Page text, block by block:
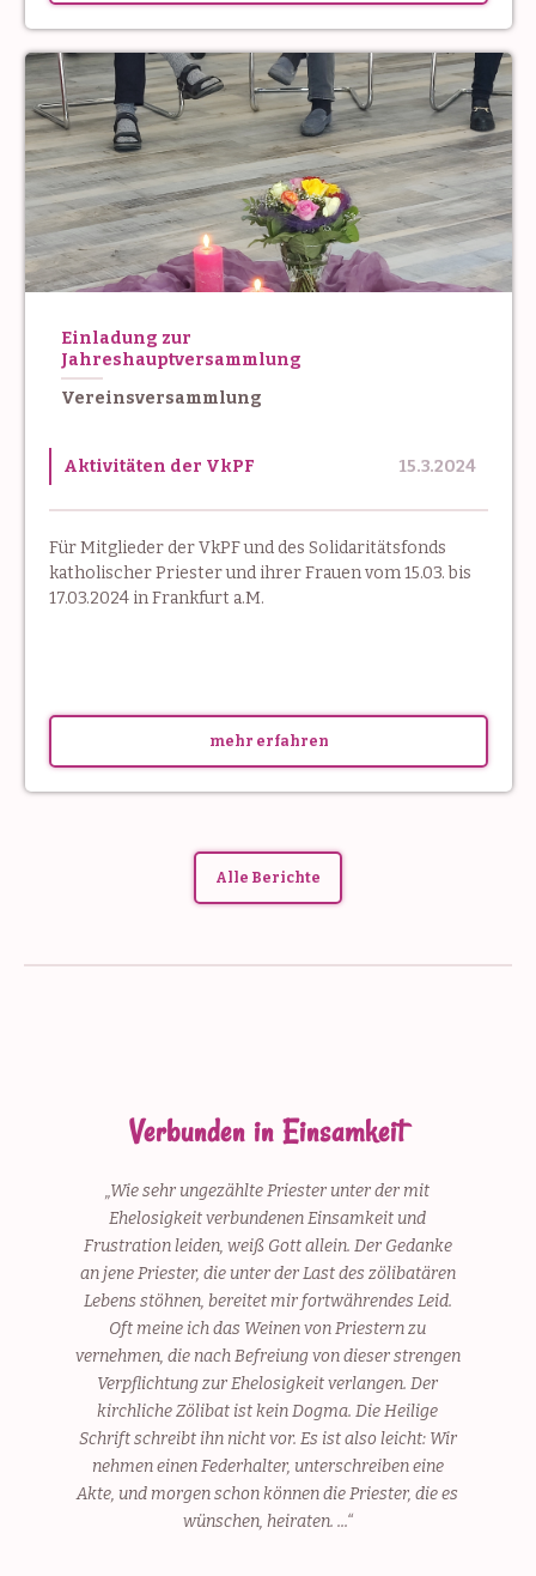
Einladung zur
Jahreshauptversammlung
Vereinsversammlung
Aktivitäten der VkPF 15.3.2024
Für Mitglieder der VkPF und des Solidaritätsfonds
katholischer Priester und ihrer Frauen vom 15.03. bis
17.03.2024 in Frankfurt a.M.
mehr erfahren
Alle Berichte
Verbunden in Einsamkeit
„Wie sehr ungezählte Priester unter der mit
Ehelosigkeit verbundenen Einsamkeit und
Frustration leiden, weiß Gott allein. Der Gedanke
an jene Priester, die unter der Last des zölibatären
Lebens stöhnen, bereitet mir fortwährendes Leid.
Oft meine ich das Weinen von Priestern zu
vernehmen, die nach Befreiung von dieser strengen
Verpflichtung zur Ehelosigkeit verlangen. Der
kirchliche Zölibat ist kein Dogma. Die Heilige
Schrift schreibt ihn nicht vor. Es ist also leicht: Wir
nehmen einen Federhalter, unterschreiben eine
Akte, und morgen schon können die Priester, die es
wünschen, heiraten. ...“